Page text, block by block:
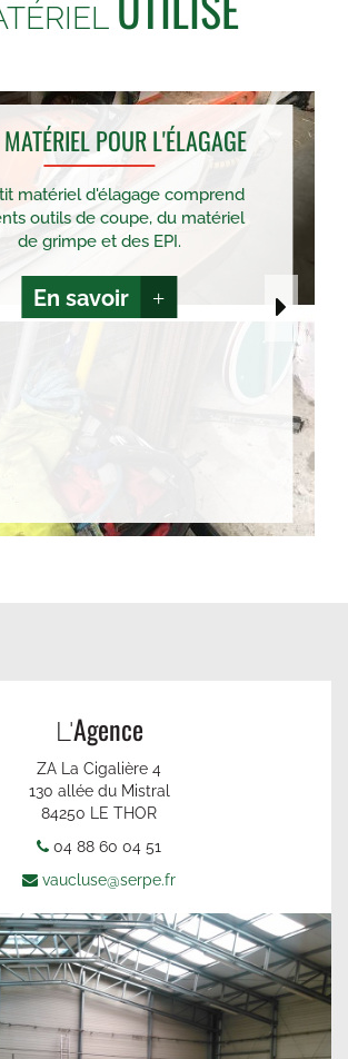
POUR L'ÉLAGAGE
matériel d'élagage comprend
outils de coupe, du matériel
de grimpe et des EPI.
En savoir +
L'Agence
ZA La Cigalière 4
130 allée du Mistral
84250 LE THOR
04 88 60 04 51
vaucluse@serpe.fr